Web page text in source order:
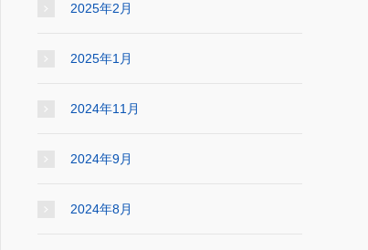
2025年2月
2025年1月
2024年11月
2024年9月
2024年8月